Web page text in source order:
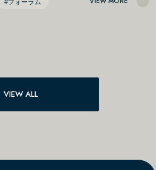
#フォーラム
VIEW ALL